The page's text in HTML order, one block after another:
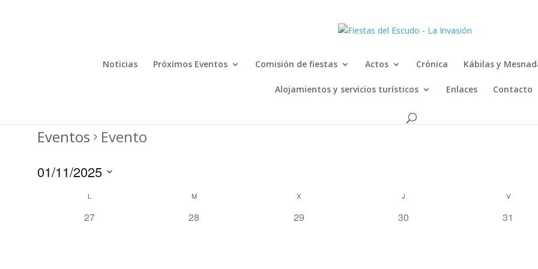
Noticias Próximos Eventos Comisión de fiestas Actos Crónica Kábilas y
Alojamientos y servicios turísticos Enlaces Contacto
Eventos Evento
01/11/2025
Calendario
L M X J V
0
27
0
28
0
29
0
30
0
31